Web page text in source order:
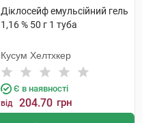
Діклосейф емульсійний гель
1,16 % 50 г 1 туба
Кусум Хелтхкер
Є в наявності
від 204.70 грн